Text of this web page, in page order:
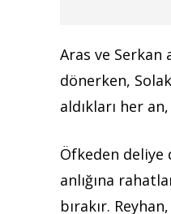
Aras ve Serkan
dönerken,
aldıkları her
Öfkeden deliye
anlığına
bırakır.